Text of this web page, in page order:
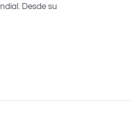
Desde su